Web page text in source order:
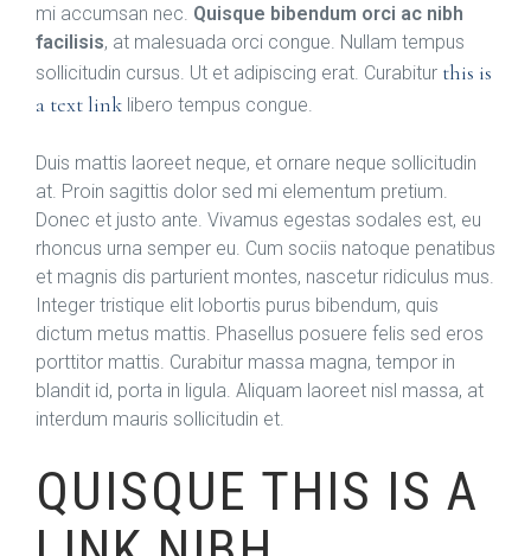
mi accumsan nec. Quisque bibendum orci ac nibh
facilisis, at malesuada orci congue. Nullam tempus
sollicitudin cursus. Ut et adipiscing erat. Curabitur this is
a text link libero tempus congue.
Duis mattis laoreet neque, et ornare neque sollicitudin
at. Proin sagittis dolor sed mi elementum pretium.
Donec et justo ante. Vivamus egestas sodales est, eu
rhoncus urna semper eu. Cum sociis natoque penatibus
et magnis dis parturient montes, nascetur ridiculus mus.
Integer tristique elit lobortis purus bibendum, quis
dictum metus mattis. Phasellus posuere felis sed eros
porttitor mattis. Curabitur massa magna, tempor in
blandit id, porta in ligula. Aliquam laoreet nisl massa, at
interdum mauris sollicitudin et.
QUISQUE THIS IS A